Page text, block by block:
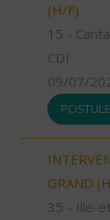
(H/F)
15 -
CDI
09/07/
GRAND
35 - Ille-